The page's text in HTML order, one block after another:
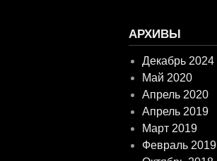
АРХИВЫ
Декабрь 2024
Май 2020
Апрель 2020
Апрель 2019
Март 2019
Февраль 2019